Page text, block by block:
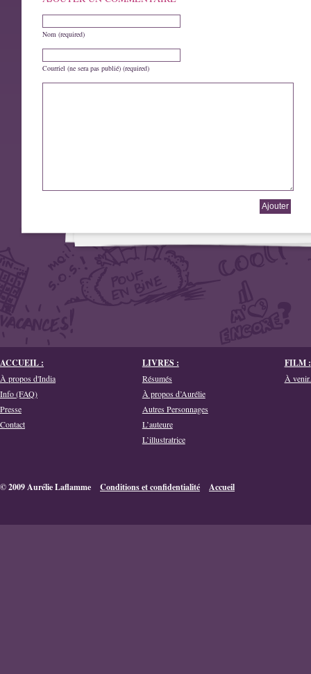
Nom (required)
Courriel (ne sera pas publié) (required)
ACCUEIL :
À propos d'India
Info (FAQ)
Presse
Contact
LIVRES :
Résumés
À propos d’Aurélie
Autres Personnages
L’auteure
L’illustratrice
FILM :
À
© 2009 Aurélie Laflamme Conditions et confidentialité Accueil